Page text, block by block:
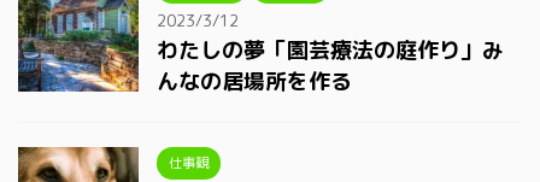
2023/3/12
わたしの夢「園芸療法の庭作り」み
んなの居場所を作る
仕事観